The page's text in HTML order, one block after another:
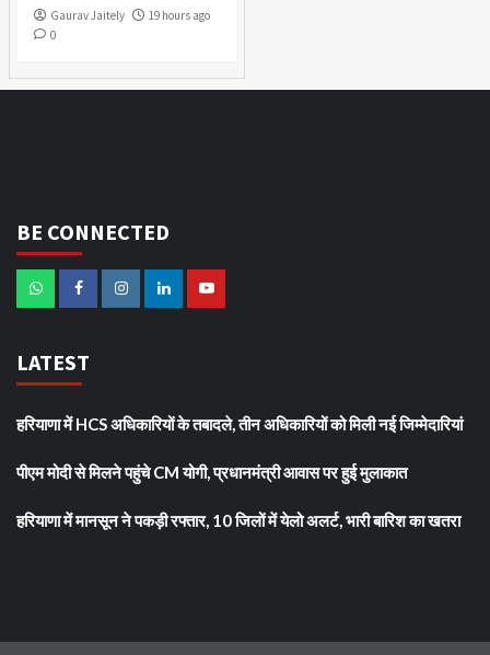
Gaurav Jaitely
19 hours ago
0
BE CONNECTED
LATEST
हरियाणा में HCS अधिकारियों के तबादले, तीन अधिकारियों को मिली नई जिम्मेदारियां
पीएम मोदी से मिलने पहुंचे CM योगी, प्रधानमंत्री आवास पर हुई मुलाकात
हरियाणा में मानसून ने पकड़ी रफ्तार, 10 जिलों में येलो अलर्ट, भारी बारिश का खतरा